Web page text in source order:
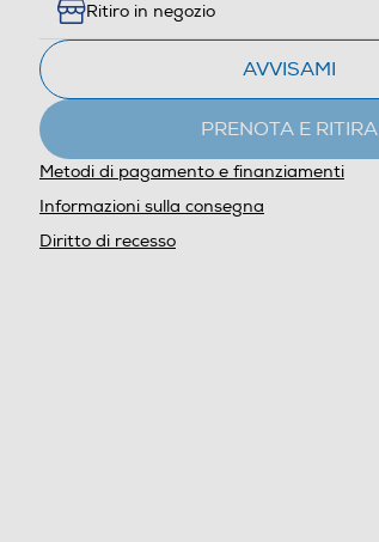
Ritiro in negozio
AVVISAMI
PRENOTA E RITIRA
Metodi di pagamento e finanziamenti
Informazioni sulla consegna
Diritto di recesso